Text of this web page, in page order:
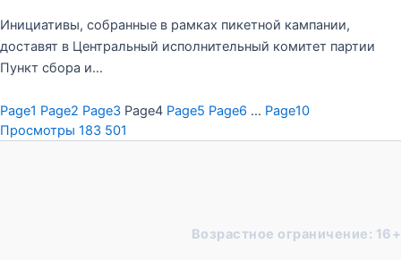
Инициативы, собранные в рамках пикетной кампании,
доставят в Центральный исполнительный комитет партии
Пункт сбора и…
Page1 Page2 Page3 Page4 Page5 Page6 … Page10
Просмотры 183 501
Возрастное ограничение: 16+